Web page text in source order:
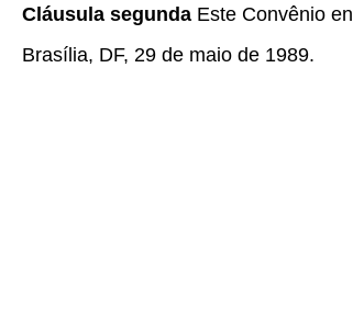
Cláusula segunda Este Convênio
Brasília, DF, 29 de maio de 1989.